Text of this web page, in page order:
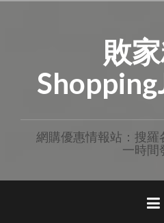
敗
網購優惠情報站：搜羅
一時間